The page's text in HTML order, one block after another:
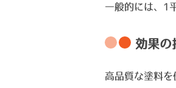
一般的には、1
効果の
高品質な塗料を